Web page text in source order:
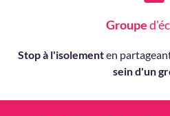
Groupe
Stop à l'isolementen
sein d'un